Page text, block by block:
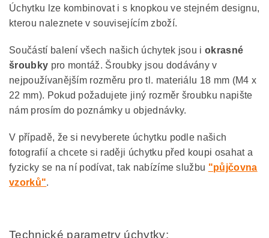
Úchytku lze kombinovat i s knopkou ve stejném designu,
kterou naleznete v souvisejícím zboží.
Součástí balení všech našich úchytek jsou iokrasné
šroubky pro montáž. Šroubky jsou dodávány v
nejpoužívanějším rozměru pro tl. materiálu 18 mm (M4 x
22 mm). Pokud požadujete jiný rozměr šroubku napište
nám prosím do poznámky u objednávky.
V případě, že si nevyberete úchytku podle našich
fotografií a chcete si raději úchytku před koupi osahat a
fyzicky se na ní podívat, tak nabízíme službu "půjčovna
vzorků".
Technické parametry úchytky: